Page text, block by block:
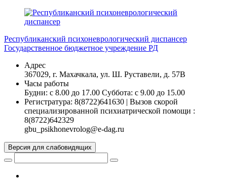
Перейти
Республиканский психоневрологический диспансер
Государственное бюджетное учреждение РД
Адрес
367029, г. Махачкала, ул. Ш. Руставели, д. 57В
Часы работы
Будни: с 8.00 до 17.00 Суббота: с 9.00 до 15.00
Регистратура: 8(8722)641630 | Вызов скорой
специализированной психиатрической помощи :
8(8722)642329
gbu_psikhonevrolog@e-dag.ru
Версия для слабовидящих